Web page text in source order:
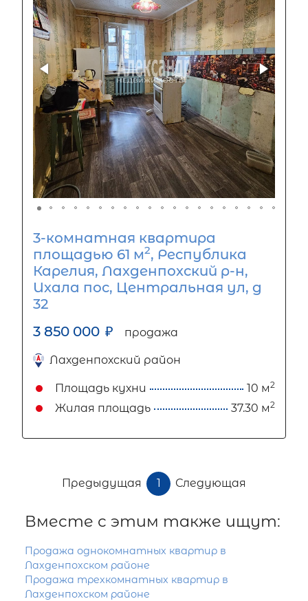
3-комнатная квартира
площадью 61 м2, Республика
Карелия, Лахденпохский р-н,
Ихала пос, Центральная ул, д
32
3 850 000 ₽ продажа
Лахденпохский район
Площадь кухни 10 м2
Жилая площадь 37.30 м2
Предыдущая 1 Следующая
Вместе с этим также ищут:
Продажа однокомнатных квартир в
Лахденпохском районе
Продажа трехкомнатных квартир в
Лахденпохском районе